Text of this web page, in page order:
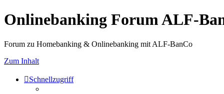
Onlinebanking Forum ALF-
Forum zu Homebanking & Onlinebanking mit ALF-BanCo
Zum Inhalt
Schnellzugriff